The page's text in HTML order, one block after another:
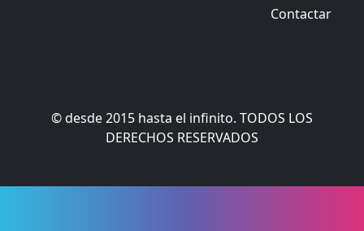
Contactar
© desde 2015 hasta el infinito. TODOS LOS
DERECHOS RESERVADOS